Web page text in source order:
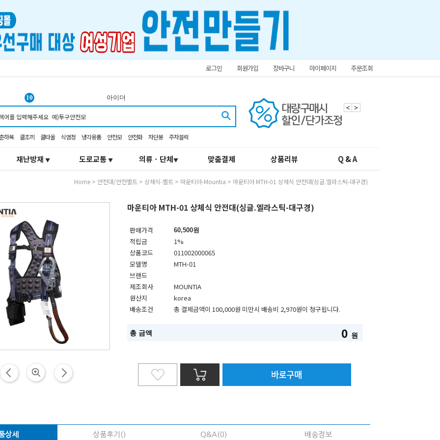
로그인 회원가입 장바구니 마이페이지 주문조회
1
서큘레이터
4
코브
6
선풍기
9
3m 가방
하복 쿨조끼 쿨타올 식염정 냉각용품 안전모 안전화 차단봉 주차블럭
< >
재난방재 ▼ 도로교통 ▼ 의류ㆍ단체▼ 맞춤결제 상품리뷰 Q & A
Home > 안전대/안전벨트 > 상체식-벨트 > 마운티아-Mountia > 마운티아 MTH-01 상체식 안전대(싱글.엘라스틱-대구경)
마운티아 MTH-01 상체식 안전대(싱글.엘라스틱-대구경)
판매가격 60,500원
적립금
1%
상품코드
011002000065
모델명
MTH-01
브랜드
제조회사
MOUNTIA
원산지
korea
배송조건
총 결제금액이 100,000원 미만시 배송비 2,970원이 청구됩니다.
총 금액 0 원
상세 상품후기() Q&A(0) 배송정보